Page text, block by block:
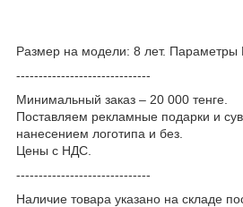
Размер на модели: 8 лет. Параметры
------------------------------
Минимальный заказ – 20 000 тенге.
Поставляем рекламные подарки и
нанесением логотипа и без.
Цены с НДС.
------------------------------
Наличие товара указано на складе